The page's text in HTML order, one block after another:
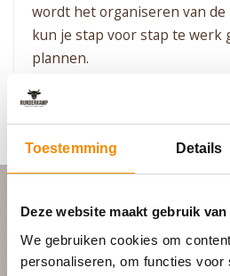
Toestemming Details
Deze website maakt gebruik
We gebruiken cookies om
personaliseren, om functies voor
wordt het organiseren van
kun je stap voor stap te
plannen.
PLAN